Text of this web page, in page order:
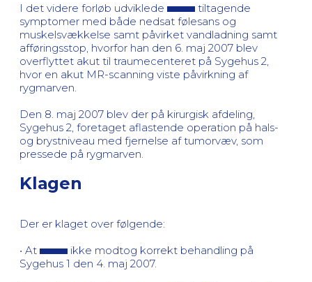
I det videre forløb udviklede
tiltagende
symptomer med både nedsat følesans og
muskelsvækkelse samt påvirket vandladning samt
afføringsstop, hvorfor han den 6. maj 2007 blev
overflyttet akut til traumecenteret på Sygehus 2,
hvor en akut MR-scanning viste påvirkning af
rygmarven.
Den 8. maj 2007 blev der på kirurgisk afdeling,
Sygehus 2, foretaget aflastende operation på hals-
og brystniveau med fjernelse af tumorvæv, som
pressede på rygmarven.
Klagen
Der er klaget over følgende:
• At
ikke modtog korrekt behandling på
Sygehus 1 den 4. maj 2007.